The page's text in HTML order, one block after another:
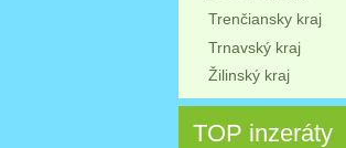
Trenčiansky kraj
Trnavský kraj
Žilinský kraj
TOP inzeráty